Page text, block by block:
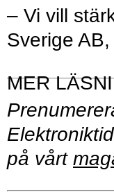
– Vi vill
Sverige
på vårt